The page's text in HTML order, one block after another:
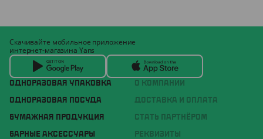
ОДНОРАЗОВАЯ УПАКОВКА
ОДНОРАЗОВАЯ ПОСУДА
БУМАЖНАЯ ПРОДУКЦИЯ
БАРНЫЕ АКСЕССУАРЫ
О КОМПАНИИ
ДОСТАВКА И ОПЛАТА
СТАТЬ ПАРТНЁРОМ
РЕКВИЗИТЫ
Скачивайте мобильное приложение
интернет-магазина Yans